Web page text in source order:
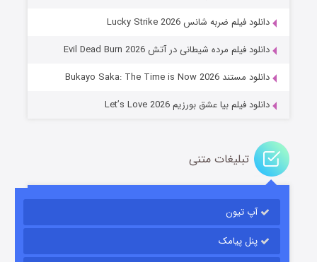
جادوگری در مغولستان
باب اسفنجی فصل ۱۷
قسمت۶ (زیرنویس) منتشر شد
دانلود فیلم ضربه شانس Lucky Strike 2026
دانلود فیلم مرده شیطانی در آتش Evil Dead Burn 2026
دانلود مستند Bukayo Saka: The Time is Now 2026
دانلود فیلم بیا عشق بورزیم Let’s Love 2026
تبلیغات متنی
آپ تیون
پنل پیامک